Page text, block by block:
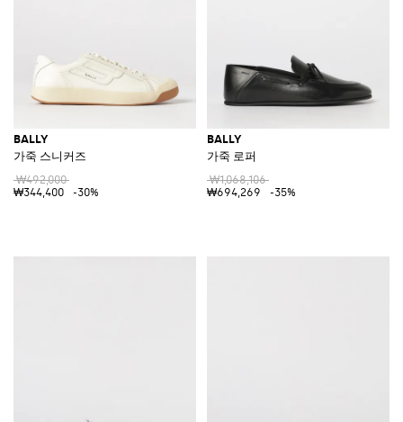
BALLY
가죽 스니커즈
₩492,000
₩344,400
-30%
BALLY
가죽 로퍼
₩1,068,106
₩694,269
-35%